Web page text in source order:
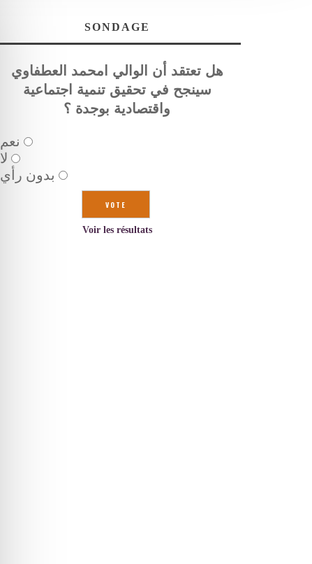
SONDAGE
هل تعتقد أن الوالي امحمد العطفاوي
سينجح في تحقيق تنمية اجتماعية
واقتصادية بوجدة ؟
نعم
لا
بدون رأي
Voir les résultats